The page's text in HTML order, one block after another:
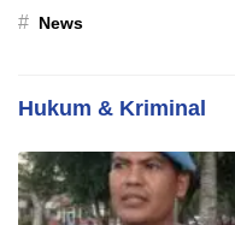
# News
Hukum & Kriminal